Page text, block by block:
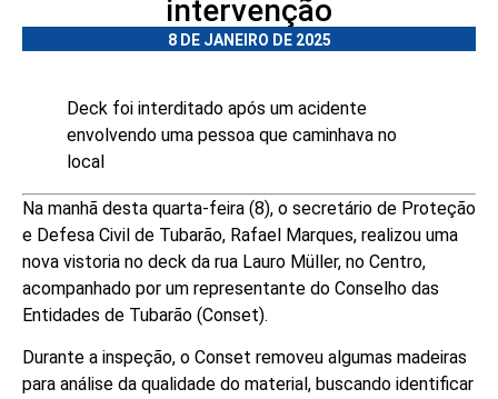
intervenção
8 DE JANEIRO DE 2025
Deck foi interditado após um acidente
envolvendo uma pessoa que caminhava no
local
Na manhã desta quarta-feira (8), o secretário de Proteção
e Defesa Civil de Tubarão, Rafael Marques, realizou uma
nova vistoria no deck da rua Lauro Müller, no Centro,
acompanhado por um representante do Conselho das
Entidades de Tubarão (Conset).
Durante a inspeção, o Conset removeu algumas madeiras
para análise da qualidade do material, buscando identificar